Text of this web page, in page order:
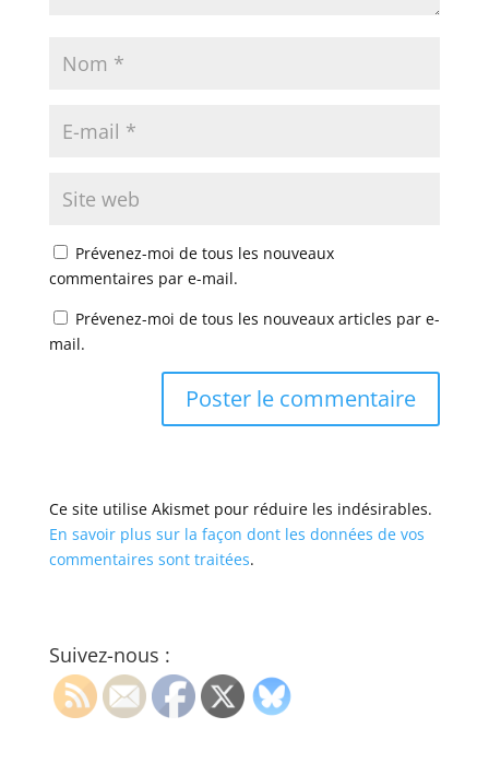
Prévenez-moi de tous les nouveaux
commentaires par e-mail.
Prévenez-moi de tous les nouveaux articles par e-
mail.
Ce site utilise Akismet pour réduire les indésirables.
En savoir plus sur la façon dont les données de vos
commentaires sont traitées.
Suivez-nous :